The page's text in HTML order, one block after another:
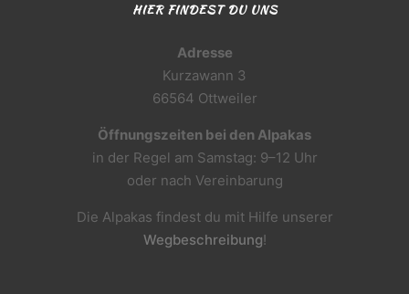
HIER FINDEST DU UNS
Adresse
Kurzawann 3
66564 Ottweiler
Öffnungszeiten bei den Alpakas
in der Regel am Samstag: 9–12 Uhr
oder nach Vereinbarung
Die Alpakas findest du mit Hilfe unserer
Wegbeschreibung!